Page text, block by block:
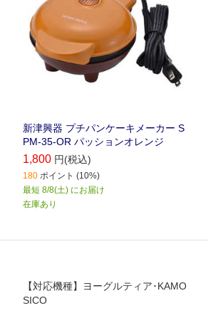
新津興器 プチパンケーキメーカー S
PM-35-OR パッションオレンジ
1,800 円(税込)
180 ポイント (10%)
最短 8/8(土) にお届け
在庫あり
【対応機種】ヨーグルティア･KAMO
SICO